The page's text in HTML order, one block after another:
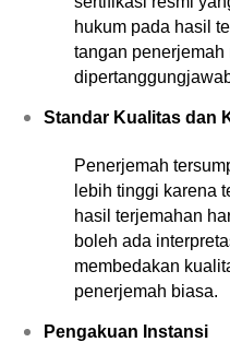
hukum pada hasil
tangan
Standar Kualitas dan
Penerjemah
lebih tinggi karena
hasil terjemahan
boleh ada
membedakan
penerjemah biasa.
Pengakuan Instansi